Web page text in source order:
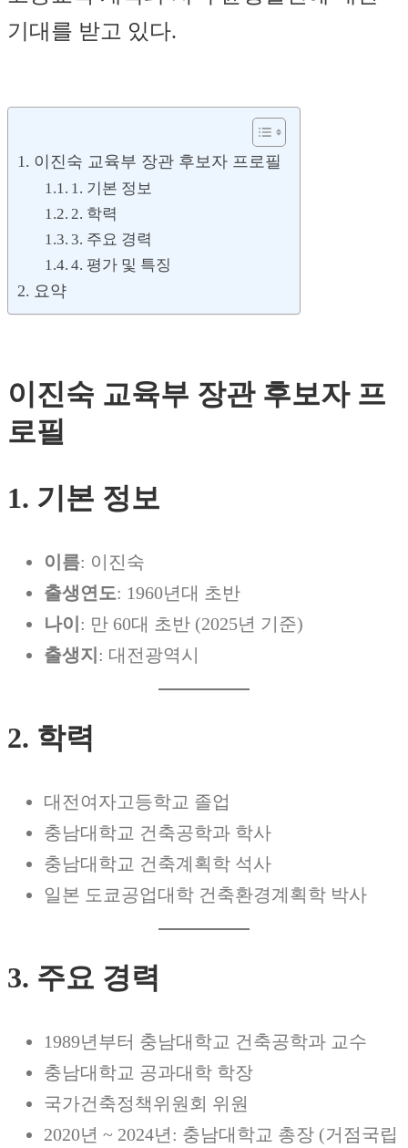
기대를 받고 있다.
이진숙 교육부 장관 후보자 프로필
1. 기본 정보
2. 학력
3. 주요 경력
4. 평가 및 특징
요약
이진숙 교육부 장관 후보자 프
로필
1. 기본 정보
이름: 이진숙
출생연도: 1960년대 초반
나이 : 만 60대 초반 (2025년 기준)
출생지 : 대전광역시
2. 학력
대전여자고등학교 졸업
충남대학교 건축공학과 학사
충남대학교 건축계획학 석사
일본 도쿄공업대학 건축환경계획학 박사
3. 주요 경력
1989년부터 충남대학교 건축공학과 교수
충남대학교 공과대학 학장
국가건축정책위원회 위원
2020년 ~ 2024년: 충남대학교 총장 (거점국립